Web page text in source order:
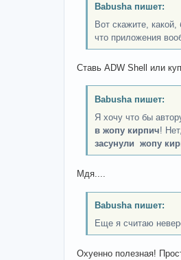
Babusha пишет:
Вот скажите,
что приложения
Ставь ADW Shell или
Babusha пишет:
Я хочу что бы
в жопу кирпич!
засунули жопу
Мдя....
Babusha пишет:
Еще я считаю
Охуенно полезная!